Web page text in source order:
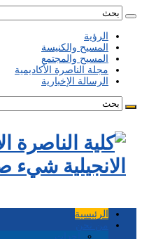
الرؤية
المسيح والكنيسة
المسيح والمجتمع
مجلة الناصرة الأكاديمية
الرسالة الإخبارية
الانجيلية
الرئيسية